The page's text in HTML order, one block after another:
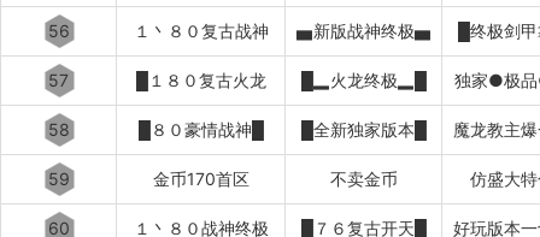
56 １丶８０复古战神 ▅新版战神终极▅ █终极剑
57 █１８０复古火龙 █▂火龙终极▂█ 独家●极
58 █８０豪情战神█ █全新独家版本█ 魔龙教主
59 金币170首区 不卖金币 仿盛大
60 １丶８０战神终极 █７６复古开天█ 好玩版本